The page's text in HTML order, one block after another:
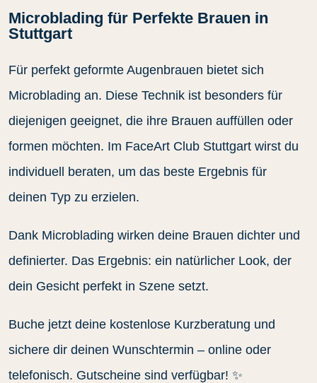
Microblading für Perfekte Brauen in
Stuttgart
Für perfekt geformte Augenbrauen bietet sich
Microblading an. Diese Technik ist besonders für
diejenigen geeignet, die ihre Brauen auffüllen oder
formen möchten. Im FaceArt Club Stuttgart wirst du
individuell beraten, um das beste Ergebnis für
deinen Typ zu erzielen.
Dank Microblading wirken deine Brauen dichter und
definierter. Das Ergebnis: ein natürlicher Look, der
dein Gesicht perfekt in Szene setzt.
Buche jetzt deine kostenlose Kurzberatung und
sichere dir deinen Wunschtermin – online oder
telefonisch. Gutscheine sind verfügbar! ✨